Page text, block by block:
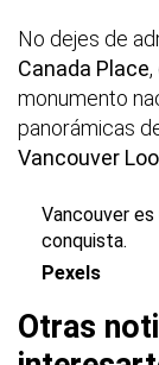
No dejes de
Canada Place
monumento
panorámicas
Vancouver
Vancouver
conquista.
Pexels
Otras